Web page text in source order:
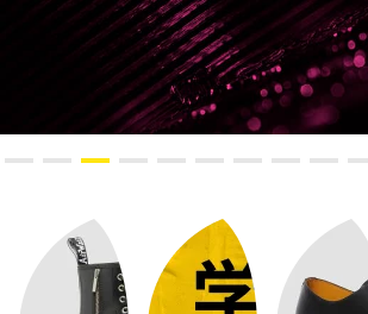
THE AURIX